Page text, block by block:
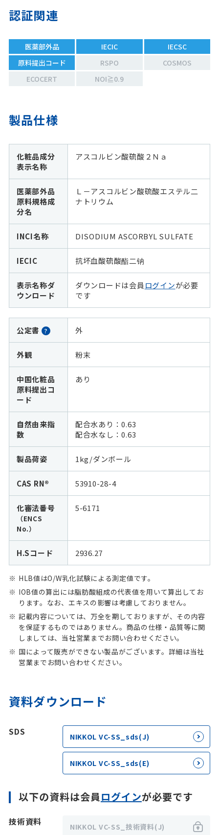
認証関連
医薬部外品 IECIC
IECSC
原料提出コード
RSPO
COSMOS
ECOCERT
NOI≧0.9
製品仕様
化粧品成分
表示名称
アスコルビン酸硫酸２Ｎａ
医薬部外品
原料規格成
分名
Ｌ－アスコルビン酸硫酸エステル二
ナトリウム
INCI名称 DISODIUM ASCORBYL SULFATE
IECIC 抗坏血酸硫酸酯二钠
表示名称ダ
ウンロード
ダウンロードは会員 ログインが必要
です
公定書 ? 外
外観 粉末
中国化粧品
原料提出コ
ード
あり
自然由来指
数
配合水あり：0.63
配合水なし：0.63
製品荷姿 1kg/ダンボール
CAS RN® 53910-28-4
化審法番号
（ENCS
No.）
5-6171
H.Sコード 2936.27
HLB値はO/W乳化試験による測定値です。
IOB値の算出には脂肪酸組成の代表値を用いて算出してお
ります。なお、エキスの影響は考慮しておりません。
記載内容については、万全を期しておりますが、その内容
を保証するものではありません。商品の仕様・品質等に関
しましては、当社営業までお問い合わせください。
国によって販売ができない製品がございます。詳細は当社
営業までお問い合わせください。
資料ダウンロード
SDS NIKKOL VC-SS_sds(J)
NIKKOL VC-SS_sds(E)
以下の資料は会員ログインが必要です
技術資料 NIKKOL VC-SS_技術資料(J)